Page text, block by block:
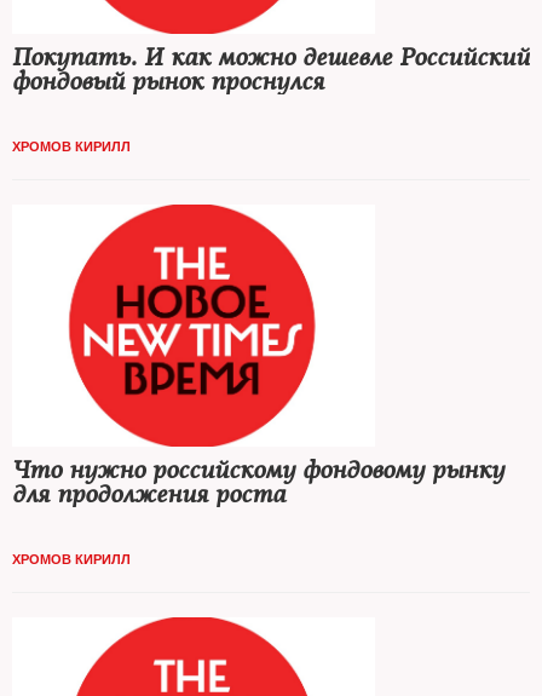
Покупать. И как можно дешевле Российский
фондовый рынок проснулся
ХРОМОВ КИРИЛЛ
Что нужно российскому фондовому рынку
для продолжения роста
ХРОМОВ КИРИЛЛ